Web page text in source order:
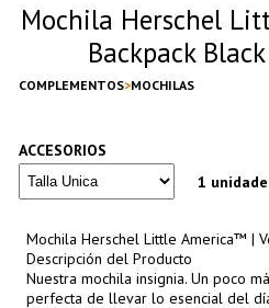
Mochila Herschel
Backpack
COMPLEMENTOS MOCHILAS
ACCESORIOS
1
Mochila Herschel Little America™ |
Descripción del Producto
Nuestra mochila insignia. Un poco
perfecta de llevar lo esencial del